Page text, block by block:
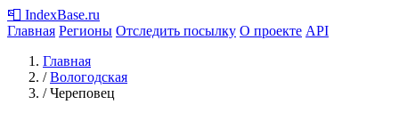
📮 IndexBase.ru
Главная Регионы Отследить посылку О проекте API
Главная
/ Вологодская
/ Череповец